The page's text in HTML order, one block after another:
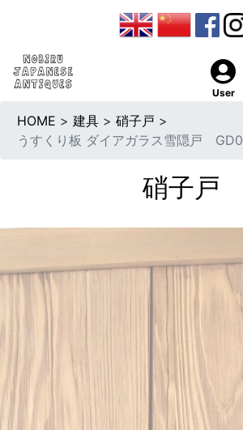
User
HOME > 建具 > 硝子戸 >
うすくり板 ダイアガラス雪隠戸
硝子戸